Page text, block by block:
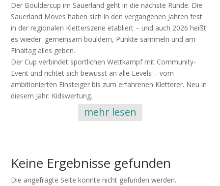
Der Bouldercup im Sauerland geht in die nächste Runde. Die
Sauerland Moves haben sich in den vergangenen Jahren fest
in der regionalen Kletterszene etabliert – und auch 2026 heißt
es wieder: gemeinsam bouldern, Punkte sammeln und am
Finaltag alles geben.
Der Cup verbindet sportlichen Wettkampf mit Community-
Event und richtet sich bewusst an alle Levels – vom
ambitionierten Einsteiger bis zum erfahrenen Kletterer. Neu in
diesem Jahr: Kidswertung.
mehr lesen
Keine Ergebnisse gefunden
Die angefragte Seite konnte nicht gefunden werden.